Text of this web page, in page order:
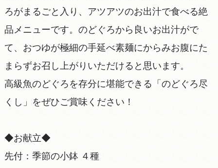
ろがまるごと入り、アツアツのお出汁で食べる絶
品メニューです。のどぐろから良いお出汁がで
て、おつゆが極細の手延べ素麺にからみお腹にた
まらずお召し上がりいただけると思います。
高級魚のどぐろを存分に堪能できる「のどぐろ尽
くし」をぜひご賞味ください！
◆お献立◆
先付：季節の小鉢 ４種